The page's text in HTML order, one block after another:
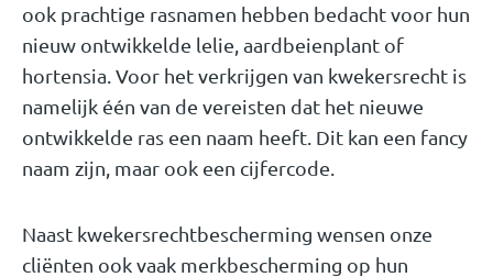
ook prachtige rasnamen hebben bedacht voor hun
nieuw ontwikkelde lelie, aardbeienplant of
hortensia. Voor het verkrijgen van kwekersrecht is
namelijk één van de vereisten dat het nieuwe
ontwikkelde ras een naam heeft. Dit kan een fancy
naam zijn, maar ook een cijfercode.
Naast kwekersrechtbescherming wensen onze
cliënten ook vaak merkbescherming op hun